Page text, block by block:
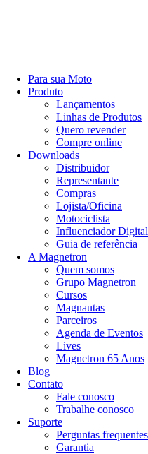
Para sua Moto
Produto
Lançamentos
Linhas de Produtos
Quero revender
Compre online
Downloads
Distribuidor
Representante
Compras
Lojista/Oficina
Motociclista
Influenciador Digital
Guia de referência
A Magnetron
Quem somos
Grupo Magnetron
Cursos
Magnautas
Parceiros
Agenda de Eventos
Lives
Magnetron 65 Anos
Blog
Contato
Fale conosco
Trabalhe conosco
Suporte
Perguntas frequentes
Garantia